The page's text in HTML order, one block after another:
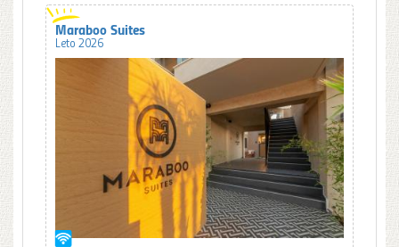
Maraboo Suites
Leto 2026